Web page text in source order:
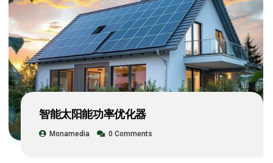
智能太阳能功率优化器
Monamedia 0 Comments